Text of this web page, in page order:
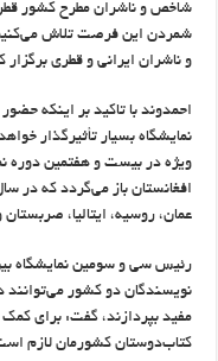
شاخص و ناشران مطرح کشور
شمردن این فرصت تلاش
و ناشران ایرانی و قطری برگزار
احمدوند با تاکید بر اینکه
نمایشگاه بسیار تأثیرگذار
افغانستان باز می‌گردد که در
عمان، روسیه، ایتالیا،
رئیس سی‌ و سومین نمایشگاه
نویسندگان دو کشور می‌توانند
مفید بپردازند، گفت: برای
کتاب‌دوستان کشورمان لازم است